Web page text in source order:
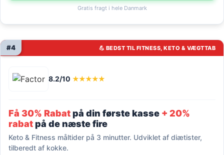
Gratis fragt i hele Danmark
💪 BEDST TIL FITNESS, KETO & VÆGTTAB
#4
8.2/10 ★★★★★
Få 30% Rabatpå din første kasse + 20%
rabatpå de næste fire
Keto & Fitness måltider på 3 minutter. Udviklet af diætister,
tilberedt af kokke.